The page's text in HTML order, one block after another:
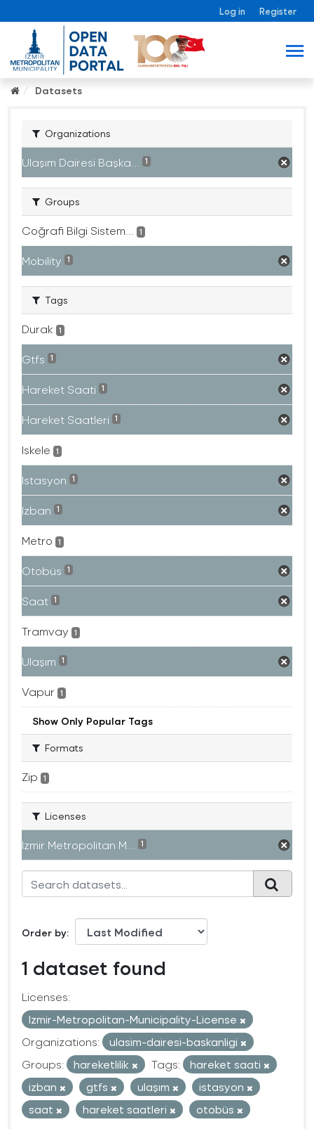
Log in Register
Datasets
Organizations
Ulaşım Dairesi Başka... 1
Groups
Coğrafi Bilgi Sistem... 1
Mobility 1
Tags
Durak 1
Gtfs 1
Hareket Saati 1
Hareket Saatleri 1
Iskele 1
Istasyon 1
Izban 1
Metro 1
Otobüs 1
Saat 1
Tramvay 1
Ulaşım 1
Vapur 1
Show Only Popular Tags
Formats
Zip 1
Licenses
Izmir Metropolitan M... 1
Order by
1 dataset found
Licenses:
Izmir-Metropolitan-Municipality-License
Organizations:
ulasim-dairesi-baskanligi
Groups:
hareketlilik Tags:
hareket saati
izban
gtfs ulaşım
istasyon
saat
hareket saatleri
otobüs